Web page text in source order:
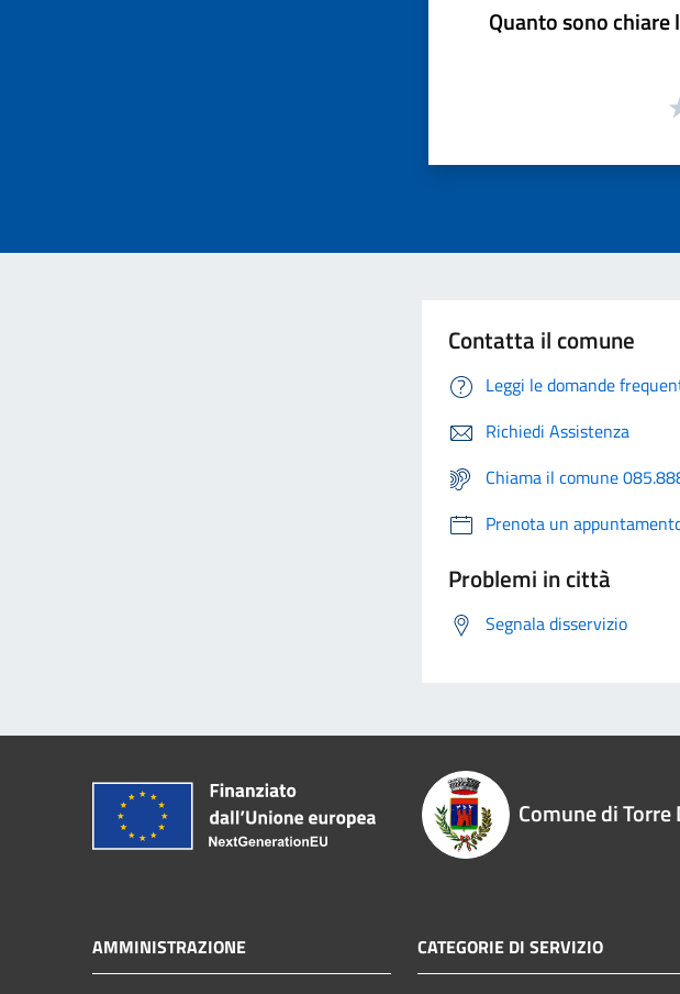
Quanto sono
Contatta il comune
Leggi le domande
Richiedi Assistenza
Chiama il comune
Prenota un
Problemi in città
Segnala disservizio
Comune di Torre
AMMINISTRAZIONE CATEGORIE DI SERVIZIO